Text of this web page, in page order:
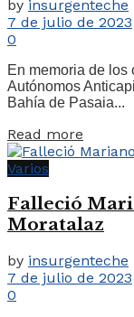
by insurgenteche
7 de julio de 2023
0
En memoria de los
Autónomos
Bahía de Pasaia...
Read more
Varios
Falleció
Moratalaz
by insurgenteche
7 de julio de 2023
0